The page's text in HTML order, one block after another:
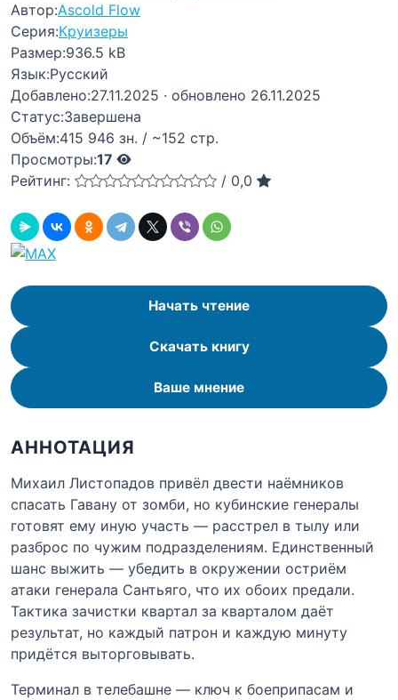
Автор:Ascold Flow
Серия:Круизеры
Размер:936.5 kB
Язык:Русский
Добавлено:27.11.2025 · обновлено 26.11.2025
Статус:Завершена
Объём:415 946 зн. / ~152 стр.
Просмотры:17
Рейтинг:
/ 0,0
Начать чтение
Скачать книгу
Ваше мнение
АННОТАЦИЯ
Михаил Листопадов привёл двести наёмников
спасать Гавану от зомби, но кубинские генералы
готовят ему иную участь — расстрел в тылу или
разброс по чужим подразделениям. Единственный
шанс выжить — убедить в окружении остриём
атаки генерала Сантьяго, что их обоих предали.
Тактика зачистки квартал за кварталом даёт
результат, но каждый патрон и каждую минуту
придётся выторговывать.
Терминал в телебашне — ключ к боеприпасам и